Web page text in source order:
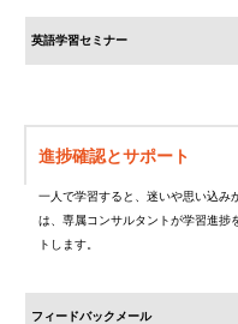
英語学習セミナー
進捗確認とサポート
一人で学習すると、迷いや思い込み
は、専属コンサルタントが学習進捗
トします。
フィードバックメール